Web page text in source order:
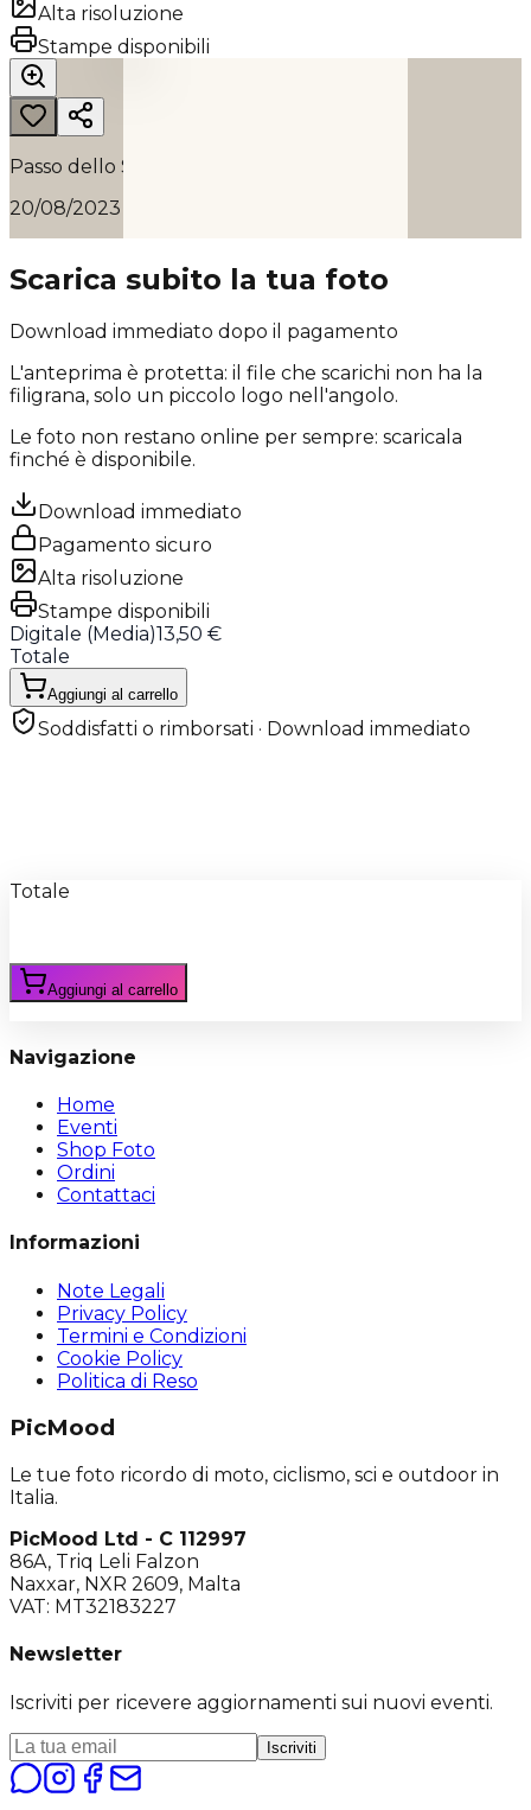
Alta risoluzione
Stampe disponibili
Passo dello Stelvio
20/08/2023 11:51
Scarica subito la tua foto
Download immediato dopo il pagamento
L'anteprima è protetta: il file che scarichi non ha la
filigrana, solo un piccolo logo nell'angolo.
Le foto non restano online per sempre: scaricala
finché è disponibile.
Download immediato
Pagamento sicuro
Alta risoluzione
Stampe disponibili
Digitale (Media)13,50 €
Totale
Aggiungi al carrello
Soddisfatti o rimborsati · Download immediato
Totale
Aggiungi al carrello
Navigazione
Home
Eventi
Shop Foto
Ordini
Contattaci
Informazioni
Note Legali
Privacy Policy
Termini e Condizioni
Cookie Policy
Politica di Reso
PicMood
Le tue foto ricordo di moto, ciclismo, sci e outdoor in
Italia.
PicMood Ltd - C 112997
86A, Triq Leli Falzon
Naxxar, NXR 2609, Malta
VAT: MT32183227
Newsletter
Iscriviti per ricevere aggiornamenti sui nuovi eventi.
Iscriviti